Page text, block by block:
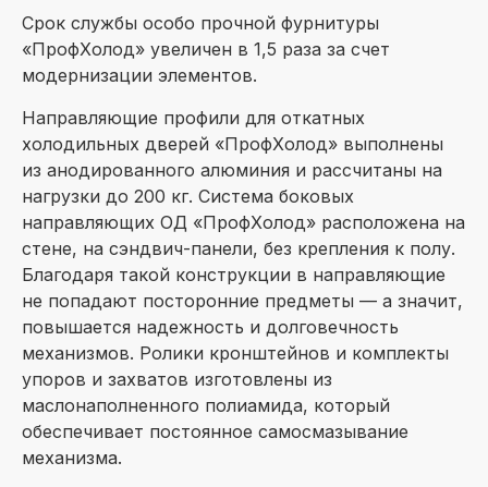
Срок службы особо прочной фурнитуры
«ПрофХолод» увеличен в 1,5 раза за счет
модернизации элементов.
Направляющие профили для откатных
холодильных дверей «ПрофХолод» выполнены
из анодированного алюминия и рассчитаны на
нагрузки до 200 кг. Система боковых
направляющих ОД «ПрофХолод» расположена на
стене, на сэндвич-панели, без крепления к полу.
Благодаря такой конструкции в направляющие
не попадают посторонние предметы — а значит,
повышается надежность и долговечность
механизмов. Ролики кронштейнов и комплекты
упоров и захватов изготовлены из
маслонаполненного полиамида, который
обеспечивает постоянное самосмазывание
механизма.